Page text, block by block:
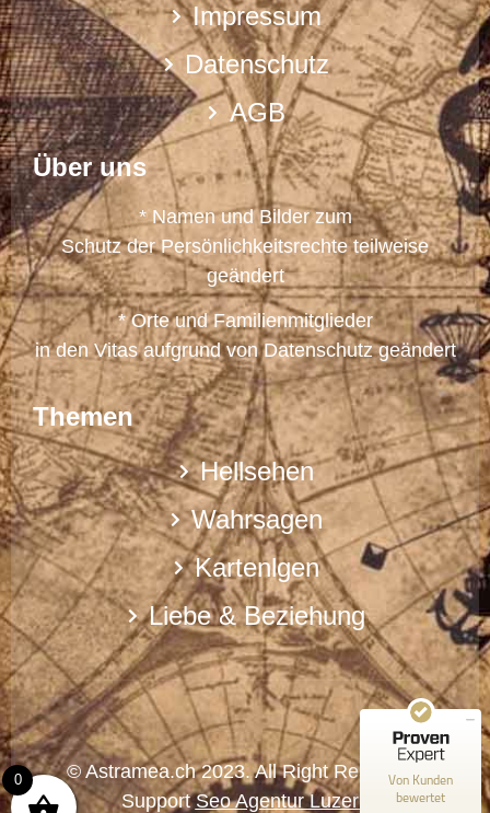
Impressum
Datenschutz
AGB
Über uns
* Namen und Bilder zum
Schutz der Persönlichkeitsrechte teilweise
geändert
* Orte und Familienmitglieder
in den Vitas aufgrund von Datenschutz geändert
Themen
Hellsehen
Wahrsagen
Kartenlgen
Liebe & Beziehung
© Astramea.ch 2023. All Right Reserved.
SupportSeo Agentur Luzern
0
Von Kunden
bewertet
Kundenbewertungen und Erfahrungen zu
Astramea.ch - Spirituelle Lebenshilfe
100%
Empfehlungen auf
ProvenExpert.com
SEHR GUT
5,00 / 5,00
10
Bewertungen auf ProvenExpert.com